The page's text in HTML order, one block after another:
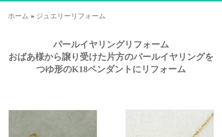
ホーム » ジュエリーリフォーム
パールイヤリングリフォーム
おばあ様から譲り受けた片方のパールイヤリングを
つゆ形のK18ペンダントにリフォーム